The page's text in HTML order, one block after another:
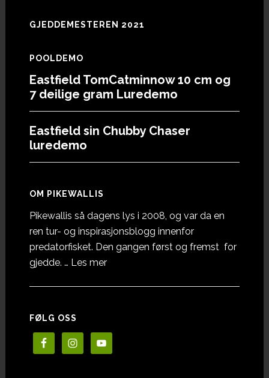
GJEDDEMESTEREN 2021
POOLDEMO
Eastfield TomCatminnow 10 cm og
7 deilige gram Luredemo
Eastfield sin Chubby Chaser
luredemo
OM PIKEWALLIS
Pikewallis så dagens lys i 2008, og var da en
ren tur- og inspirasjonsblogg innenfor
predatorfisket. Den gangen først og fremst for
gjedde. … Les meromOm
FØLG OSS